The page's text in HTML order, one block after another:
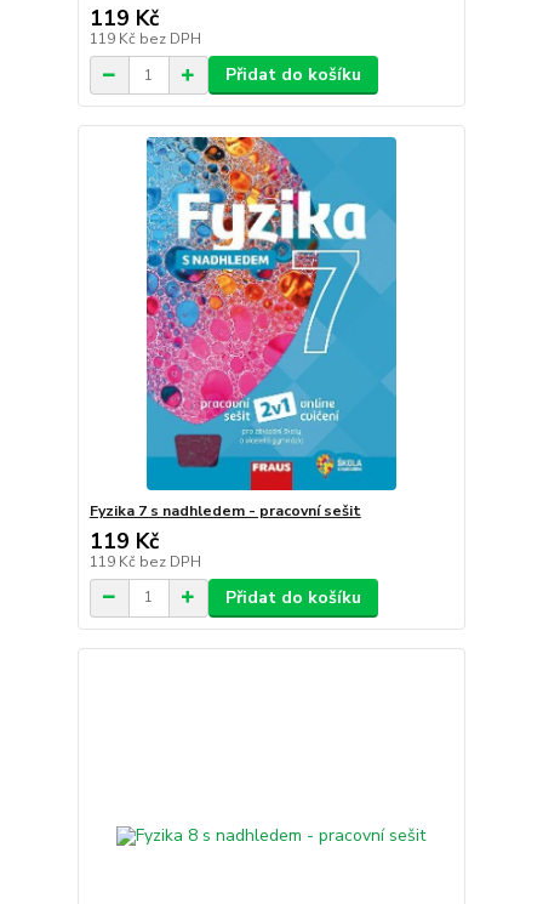
119 Kč
119 Kč bez DPH
Přidat do košíku
Fyzika 7 s nadhledem - pracovní sešit
119 Kč
119 Kč bez DPH
Přidat do košíku